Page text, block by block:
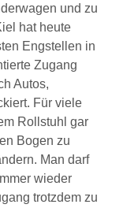
und zu
hat heute
Engstellen in
Zugang
Autos,
Für viele
Rollstuhl gar
Bogen zu
Man darf
wieder
trotzdem zu